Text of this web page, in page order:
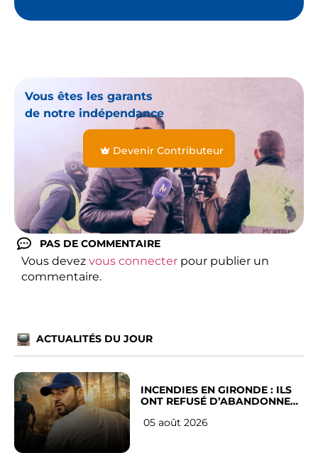
Vous êtes les garants
de notre indépendance
Devenir Contributeur
PAS DE COMMENTAIRE
Vous devez vous connecter pour publier un
commentaire.
ACTUALITÉS DU JOUR
INCENDIES EN GIRONDE : ILS
ONT REFUSÉ D’ABANDONNER
05 août 2026